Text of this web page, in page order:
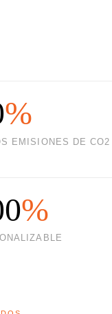
%
EMISIONES DE CO2
%